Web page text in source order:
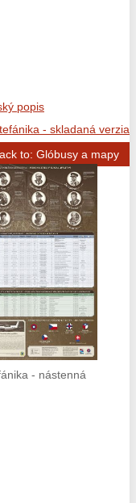
popis
- skladaná verzia
to: Glóbusy a mapy
- nástenná